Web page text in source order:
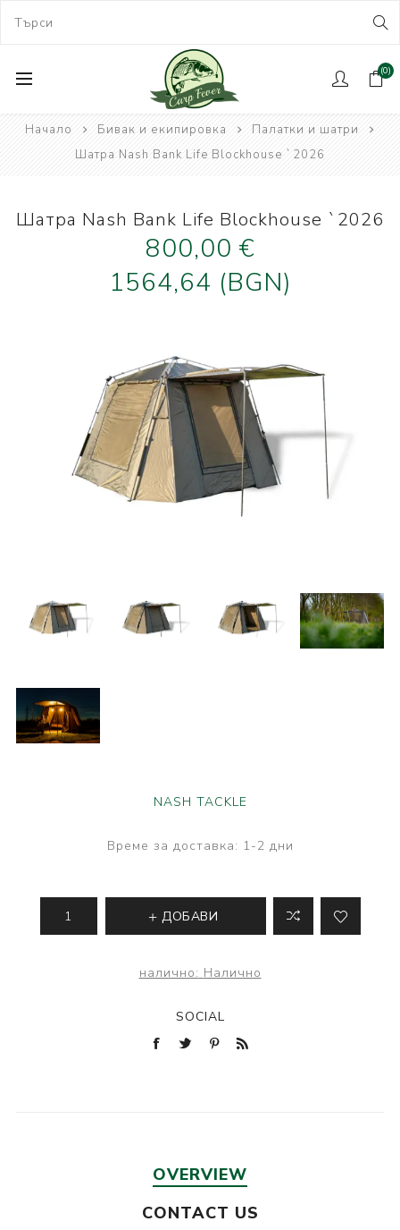
(0)
Начало Бивак и екипировка
Палатки и шатри
Шатра Nash Bank Life Blockhouse `2026
Шатра Nash Bank Life Blockhouse `2026
800,00 €
1564,64 (BGN)
NASH TACKLE
Време за доставка: 1-2 дни
ДОБАВИ
налично: Налично
SOCIAL
OVERVIEW
CONTACT US